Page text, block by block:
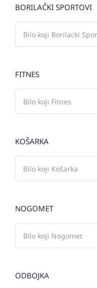
BORILAČKI SPORTOVI
FITNES
KOŠARKA
NOGOMET
ODBOJKA